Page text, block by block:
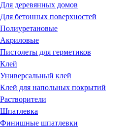
Для деревянных домов
Для бетонных поверхностей
Полиуретановые
Акриловые
Пистолеты для герметиков
Клей
Универсальный клей
Клей для напольных покрытий
Растворители
Шпатлевка
Финишные шпатлевки